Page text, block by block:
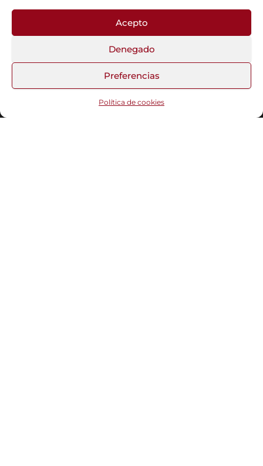
Acepto
Denegado
Preferencias
Política de cookies
Fotos del Blog
Funciona gracias aWordPress |Tema:Head Blog